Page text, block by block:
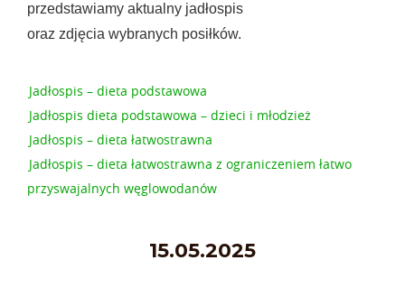
przedstawiamy aktualny jadłospis
oraz zdjęcia wybranych posiłków.
Jadłospis – dieta podstawowa
Jadłospis dieta podstawowa – dzieci i młodzież
Jadłospis – dieta łatwostrawna
Jadłospis – dieta łatwostrawna z ograniczeniem łatwo
przyswajalnych węglowodanów
15.05.2025